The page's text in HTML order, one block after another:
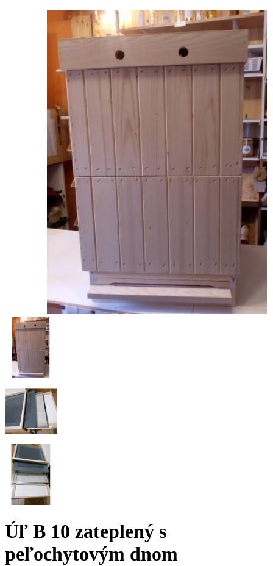
Úľ B 10 zateplený s
peľochytovým dnom